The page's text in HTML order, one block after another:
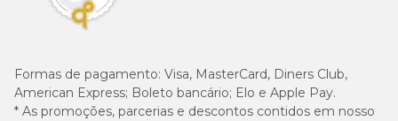
Formas de pagamento: Visa, MasterCard, Diners Club,
American Express; Boleto bancário; Elo e Apple Pay.
* As promoções, parcerias e descontos contidos em nosso